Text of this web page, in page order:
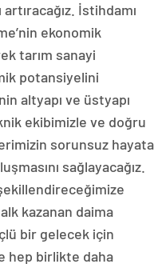
artıracağız. İstihdamı
ekonomik
tarım sanayi
potansiyelini
altyapı ve üstyapı
ekibimizle ve doğru
sorunsuz hayata
sağlayacağız.
kazanan daima
bir gelecek için
hep birlikte daha